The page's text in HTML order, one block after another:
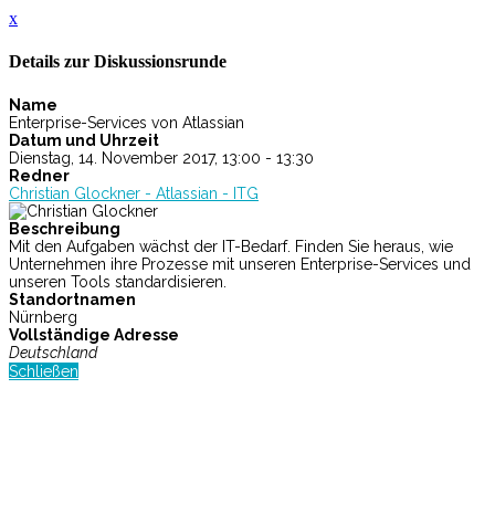
x
Details zur Diskussionsrunde
Name
Enterprise-Services von Atlassian
Datum und Uhrzeit
Dienstag, 14. November 2017, 13:00 - 13:30
Redner
Christian Glockner - Atlassian - ITG
Beschreibung
Mit den Aufgaben wächst der IT-Bedarf. Finden Sie heraus, wie
Unternehmen ihre Prozesse mit unseren Enterprise-Services und
unseren Tools standardisieren.
Standortnamen
Nürnberg
Vollständige Adresse
Deutschland
Schließen